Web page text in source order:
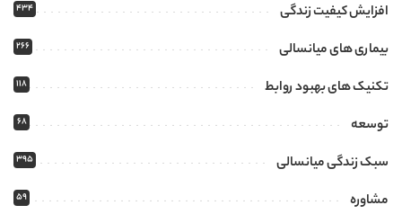
افزایش کیفیت زندگی 434
بیماری های میانسالی 266
تکنیک های بهبود روابط 118
توسعه 68
سبک زندگی میانسالی 395
مشاوره 59